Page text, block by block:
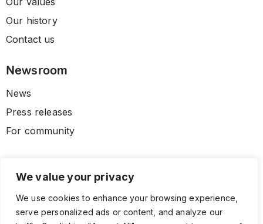
We value your privacy
We use cookies to enhance your browsing experience,
serve personalized ads or content, and analyze our
Our history
Contact us
Newsroom
News
Press releases
For community